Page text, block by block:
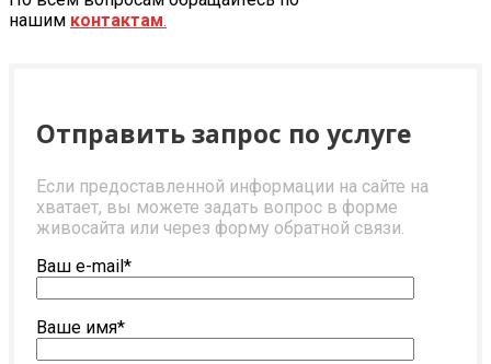
нашим контактам.
Отправить запрос по услуге
Если предоставленной информации на сайте на
хватает, вы можете задать вопрос в форме
живосайта или через форму обратной связи.
Ваш e-mail*
Ваше имя*